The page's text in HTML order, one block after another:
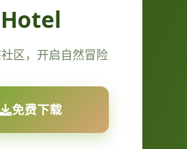
Hotel
区，开启自然冒险
免费下载